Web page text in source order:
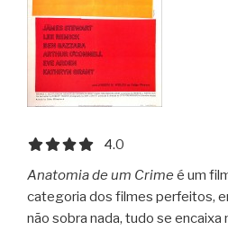
4.0 out of 5.0 stars
4.0
Anatomia de um Crime é um
categoria dos filmes perfeitos,
não sobra nada, tudo se